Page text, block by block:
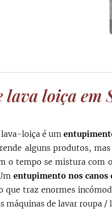
lava loiça em
loiça é um
alguns produtos,
o tempo se mistura com
entupimento nos canos
que traz enormes
máquinas de lavar roupa /